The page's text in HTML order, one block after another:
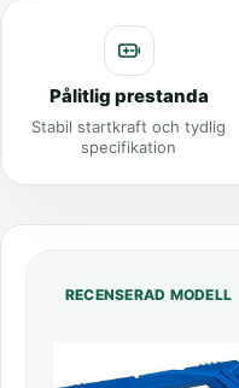
Pålitlig prestanda
Stabil startkraft och tydlig
specifikation
RECENSERAD MODELL